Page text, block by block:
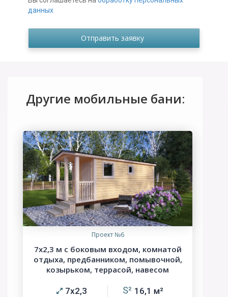
данных
Другие мобильные бани:
Проект №6
7х2,3 м с боковым входом, комнатой
отдыха, предбанником, помывочной,
козырьком, террасой, навесом
7х2,3 16,1